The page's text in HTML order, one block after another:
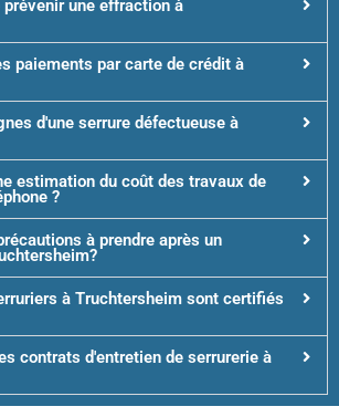
une effraction à
paiements par carte de crédit à
d'une serrure défectueuse à
estimation du coût des travaux de
?
à prendre après un
à Truchtersheim sont certifiés
contrats d'entretien de serrurerie à